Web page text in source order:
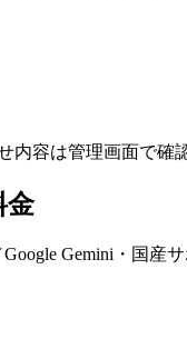
容は管理画面で確
金
Gemini・国